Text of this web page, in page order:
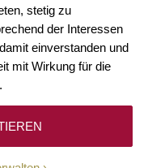
stetig zu
der Interessen
einverstanden und
mit Wirkung für die